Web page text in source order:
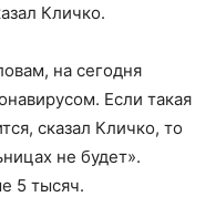
Кличко.
на сегодня
Если такая
сказал Кличко, то
не будет».
5 тысяч.